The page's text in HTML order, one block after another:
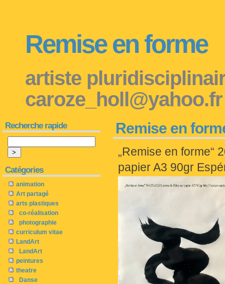
Remise en forme
artiste
Remise en
„Remise en forme“
papier A3 90gr
Recherche rapide
Catégories
animation
Art partagé
arts plastiques
co-réalisation
photographie
curriculum vitae
LandArt
LandArt
peintures
theatre
Danse